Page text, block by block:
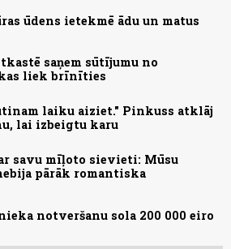
ūdens ietekmē ādu un matus
saņem sūtījumu no
liek brīnīties
laiku aiziet." Pinkuss atklāj
lai izbeigtu karu
savu mīļoto sievieti: Mūsu
pārāk romantiska
notveršanu sola 200 000 eiro